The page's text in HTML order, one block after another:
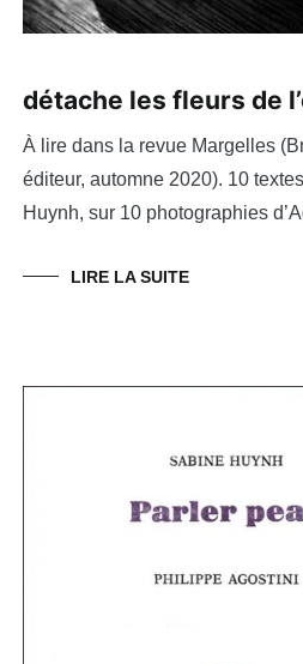
détache les fleurs de
À lire dans la revue Margelles
éditeur, automne 2020). 10
Huynh, sur 10 photographies
LIRE LA SUITE